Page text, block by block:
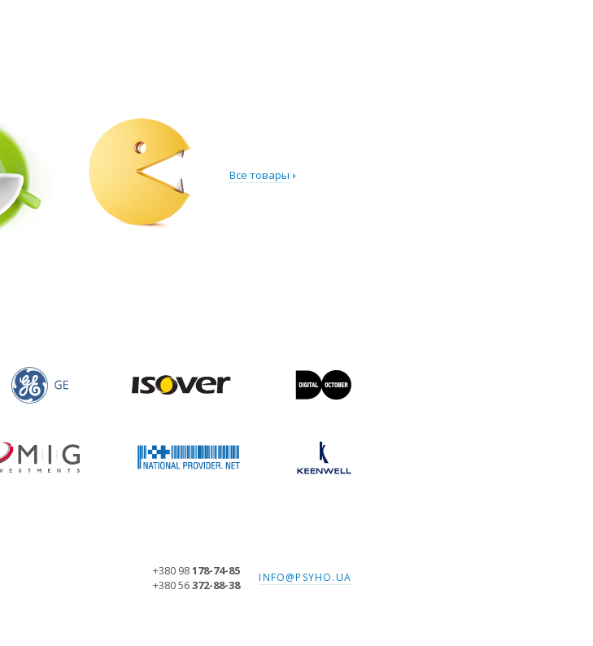
Все товары
+380 98178-74-85
+380 56372-88-38 INFO@PSYHO.UA